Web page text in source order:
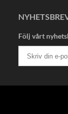
Följ vårt